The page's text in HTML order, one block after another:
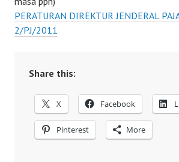
PERATURAN DIREKTUR JENDERAL
2/PJ/2011
Share this:
X Facebook
Pinterest More